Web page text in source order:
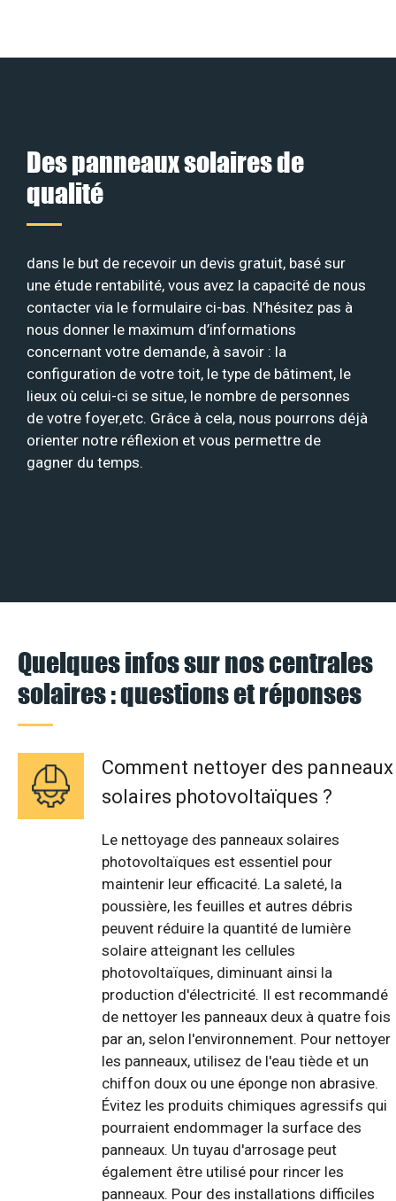
Des panneaux solaires de
qualité
dans le but de recevoir un devis gratuit, basé sur
une étude rentabilité, vous avez la capacité de nous
contacter via le formulaire ci-bas. N’hésitez pas à
nous donner le maximum d’informations
concernant votre demande, à savoir : la
configuration de votre toit, le type de bâtiment, le
lieux où celui-ci se situe, le nombre de personnes
de votre foyer,etc. Grâce à cela, nous pourrons déjà
orienter notre réflexion et vous permettre de
gagner du temps.
Quelques infos sur nos centrales
solaires : questions et réponses
Comment nettoyer des panneaux
solaires photovoltaïques ?
Le nettoyage des panneaux solaires
photovoltaïques est essentiel pour
maintenir leur efficacité. La saleté, la
poussière, les feuilles et autres débris
peuvent réduire la quantité de lumière
solaire atteignant les cellules
photovoltaïques, diminuant ainsi la
production d'électricité. Il est recommandé
de nettoyer les panneaux deux à quatre fois
par an, selon l'environnement. Pour nettoyer
les panneaux, utilisez de l'eau tiède et un
chiffon doux ou une éponge non abrasive.
Évitez les produits chimiques agressifs qui
pourraient endommager la surface des
panneaux. Un tuyau d'arrosage peut
également être utilisé pour rincer les
panneaux. Pour des installations difficiles